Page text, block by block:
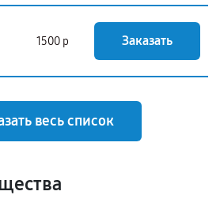
1500 р Заказать
весь список